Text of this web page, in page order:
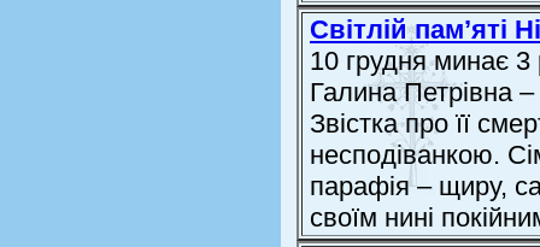
Світлій пам’яті
10 грудня минає 3
Галина Петрівна
Звістка про її
несподіванкою.
парафія – щиру,
своїм нині